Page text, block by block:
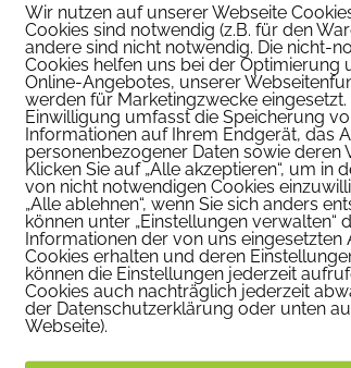
Wir nutzen auf unserer Webseite
Cookies sind notwendig (z.B. für den
andere sind nicht notwendig. Die nicht-
Cookies helfen uns bei der Optimierung
Online-Angebotes, unserer
werden für Marketingzwecke eingesetzt.
Einwilligung umfasst die Speicherung
Informationen auf Ihrem Endgerät, das
personenbezogener Daten sowie deren
Klicken Sie auf „Alle akzeptieren“, um in
von nicht notwendigen Cookies
„Alle ablehnen“, wenn Sie sich anders
können unter „Einstellungen verwalten“
Informationen der von uns eingesetzten
Cookies erhalten und deren
können die Einstellungen jederzeit
Cookies auch nachträglich jederzeit
der Datenschutzerklärung oder unten
Webseite).